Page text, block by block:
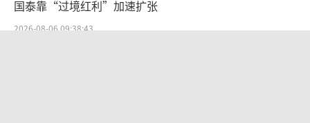
如统一绿茶、统一冰红茶、统一青梅绿茶、统
一双萃柠檬茶、小茗同学、茶里王等品牌，熊
国泰靠“过境红利”加速扩张
2026-08-06 09:38:43